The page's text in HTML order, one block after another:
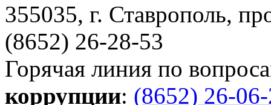
355035, г. Ставрополь,
(8652) 26-28-53
Горячая линия по
коррупции: (8652) 26-